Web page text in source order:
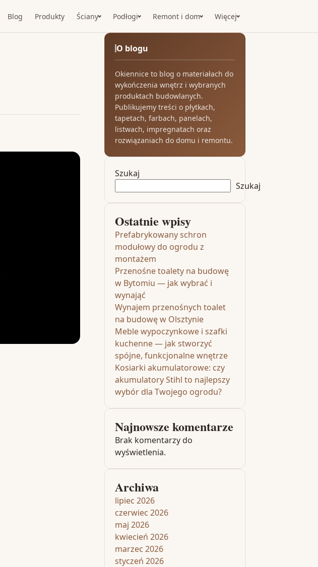
Blog Produkty Ściany Podłogi Remont i dom Więcej
O blogu
Okiennice to blog o materiałach do
wykończenia wnętrz i wybranych
produktach budowlanych.
Publikujemy treści o płytkach,
tapetach, farbach, panelach,
listwach, impregnatach oraz
rozwiązaniach do domu i remontu.
Szukaj
Szukaj
Ostatnie wpisy
Prefabrykowany schron
modułowy do ogrodu z
montażem
Przenośne toalety na budowę
w Bytomiu — jak wybrać i
wynająć
Wynajem przenośnych toalet
na budowę w Olsztynie
Meble wypoczynkowe i szafki
kuchenne — jak stworzyć
spójne, funkcjonalne wnętrze
Kosiarki akumulatorowe: czy
akumulatory Stihl to najlepszy
wybór dla Twojego ogrodu?
Najnowsze komentarze
Brak komentarzy do
wyświetlenia.
Archiwa
lipiec 2026
czerwiec 2026
maj 2026
kwiecień 2026
marzec 2026
styczeń 2026